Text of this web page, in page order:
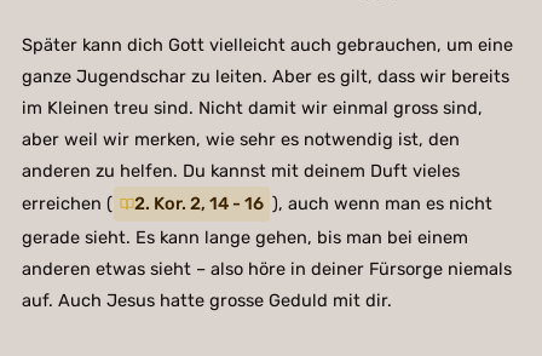
Später kann dich Gott vielleicht auch gebrauchen, um eine
ganze Jugendschar zu leiten. Aber es gilt, dass wir bereits
im Kleinen treu sind. Nicht damit wir einmal gross sind,
aber weil wir merken, wie sehr es notwendig ist, den
anderen zu helfen. Du kannst mit deinem Duft vieles
erreichen (
2. Kor. 2, 14 - 16 ), auch wenn man es nicht
gerade sieht. Es kann lange gehen, bis man bei einem
anderen etwas sieht – also höre in deiner Fürsorge niemals
auf. Auch Jesus hatte grosse Geduld mit dir.